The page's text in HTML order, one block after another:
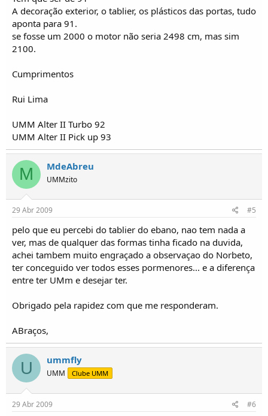
A decoração exterior, o tablier, os plásticos das portas, tudo
aponta para 91.
se fosse um 2000 o motor não seria 2498 cm, mas sim
2100.
Cumprimentos
Rui Lima
UMM Alter II Turbo 92
UMM Alter II Pick up 93
M MdeAbreu
UMMzito
29 Abr 2009 #5
pelo que eu percebi do tablier do ebano, nao tem nada a
ver, mas de qualquer das formas tinha ficado na duvida,
achei tambem muito engraçado a observaçao do Norbeto,
ter conceguido ver todos esses pormenores... e a diferença
entre ter UMm e desejar ter.
Obrigado pela rapidez com que me responderam.
ABraços,
U ummfly
UMM Clube UMM
29 Abr 2009 #6